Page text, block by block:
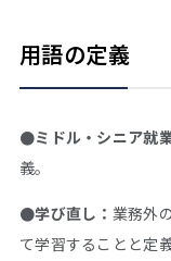
用語の定義
●ミドル・シニア就
義。
●学び直し： 業務外
て学習することと定義